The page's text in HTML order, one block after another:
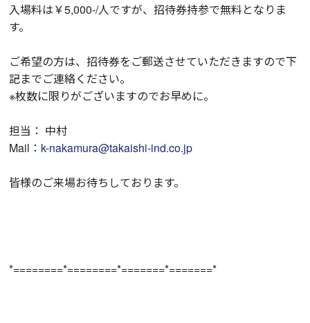
入場料は￥5,000-/人ですが、招待券持参で無料となりま
す。
ご希望の方は、招待券をご郵送させていただきますので下
記までご連絡ください。
※枚数に限りがございますのでお早めに。
担当： 中村
Mail： k-nakamura@takaishi-ind.co.jp
皆様のご来場お待ちしております。
*========*========*=======*=======*